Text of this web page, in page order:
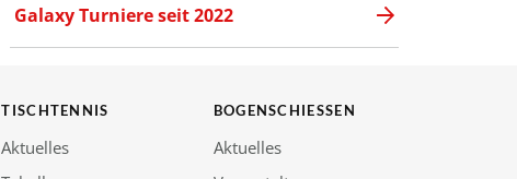
Galaxy Turniere seit 2022
TISCHTENNIS
Aktuelles
BOGENSCHIESSEN
Aktuelles